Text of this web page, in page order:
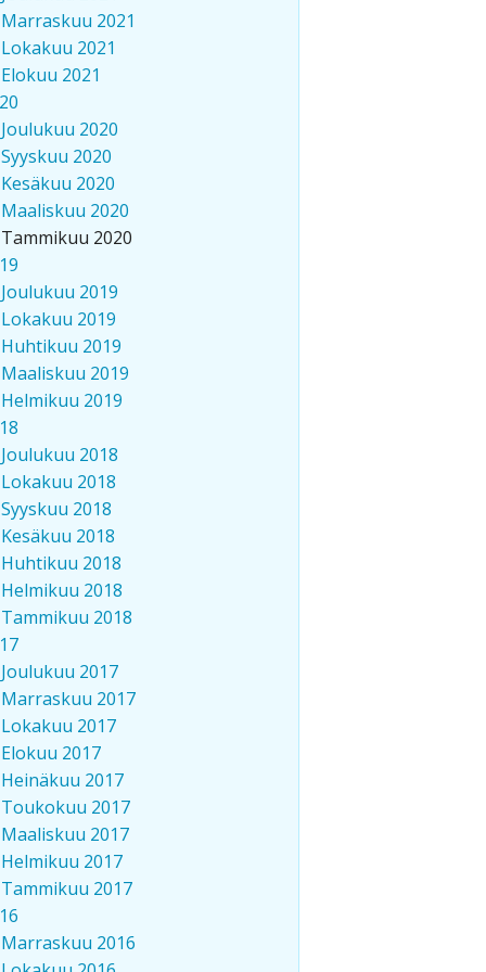
Marraskuu 2021
Lokakuu 2021
Elokuu 2021
Joulukuu 2020
Syyskuu 2020
Kesäkuu 2020
Maaliskuu 2020
Tammikuu 2020
Joulukuu 2019
Lokakuu 2019
Huhtikuu 2019
Maaliskuu 2019
Helmikuu 2019
Joulukuu 2018
Lokakuu 2018
Syyskuu 2018
Kesäkuu 2018
Huhtikuu 2018
Helmikuu 2018
Tammikuu 2018
Joulukuu 2017
Marraskuu 2017
Lokakuu 2017
Elokuu 2017
Heinäkuu 2017
Toukokuu 2017
Maaliskuu 2017
Helmikuu 2017
Tammikuu 2017
Marraskuu 2016